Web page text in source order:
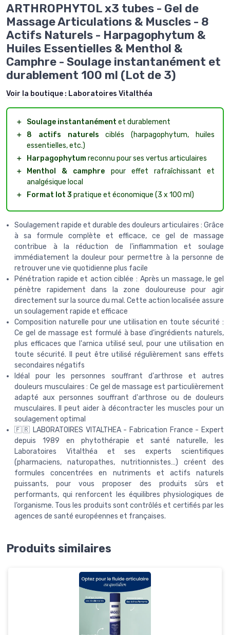
ARTHROPHYTOL x3 tubes - Gel de
Massage Articulations & Muscles - 8
Actifs Naturels - Harpagophytum &
Huiles Essentielles & Menthol &
Camphre - Soulage instantanément et
durablement 100 ml (Lot de 3)
Voir la boutique : Laboratoires Vitalthéa
＋ Soulage instantanément et durablement
＋
8 actifs naturels ciblés (harpagophytum, huiles
essentielles, etc.)
＋
Harpagophytumreconnu pour ses vertus articulaires
＋
Menthol & camphre pour effet rafraîchissant et
analgésique local
＋
Format lot 3 pratique et économique (3 x 100 ml)
Soulagement rapide et durable des douleurs articulaires : Grâce
à sa formule complète et efficace, ce gel de massage
contribue à la réduction de l'inflammation et soulage
immédiatement la douleur pour permettre à la personne de
retrouver une vie quotidienne plus facile
Pénétration rapide et action ciblée : Après un massage, le gel
pénètre rapidement dans la zone douloureuse pour agir
directement sur la source du mal. Cette action localisée assure
un soulagement rapide et efficace
Composition naturelle pour une utilisation en toute sécurité :
Ce gel de massage est formulé à base d'ingrédients naturels,
plus efficaces que l'arnica utilisé seul, pour une utilisation en
toute sécurité. Il peut être utilisé régulièrement sans effets
secondaires négatifs
Idéal pour les personnes souffrant d'arthrose et autres
douleurs musculaires : Ce gel de massage est particulièrement
adapté aux personnes souffrant d'arthrose ou de douleurs
musculaires. Il peut aider à décontracter les muscles pour un
soulagement optimal
🇫🇷 LABORATOIRES VITALTHEA - Fabrication France - Expert
depuis 1989 en phytothérapie et santé naturelle, les
Laboratoires Vitalthéa et ses experts scientifiques
(pharmaciens, naturopathes, nutritionnistes…) créent des
formules concentrées en nutriments et actifs naturels
puissants, pour vous proposer des produits sûrs et
performants, qui renforcent les équilibres physiologiques de
l’organisme. Tous les produits sont contrôlés et certifiés par les
agences de santé européennes et françaises.
Produits similaires